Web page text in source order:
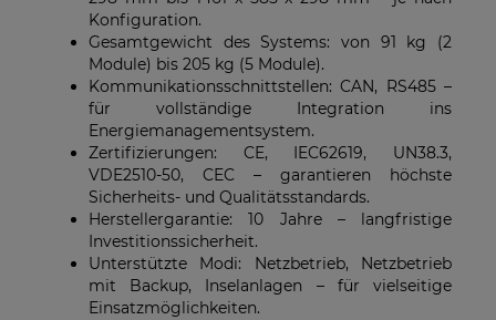
Konfiguration.
Gesamtgewicht des Systems: von 91 kg (2
Module) bis 205 kg (5 Module).
Kommunikationsschnittstellen: CAN, RS485 –
für vollständige Integration ins
Energiemanagementsystem.
Zertifizierungen: CE, IEC62619, UN38.3,
VDE2510-50, CEC – garantieren höchste
Sicherheits- und Qualitätsstandards.
Herstellergarantie: 10 Jahre – langfristige
Investitionssicherheit.
Unterstützte Modi: Netzbetrieb, Netzbetrieb
mit Backup, Inselanlagen – für vielseitige
Einsatzmöglichkeiten.